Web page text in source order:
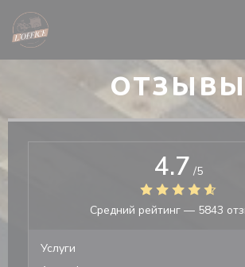
Панель управления cookies
ОТЗЫВЫ
4.7 /5
Средний рейтинг — 5843
Услуги